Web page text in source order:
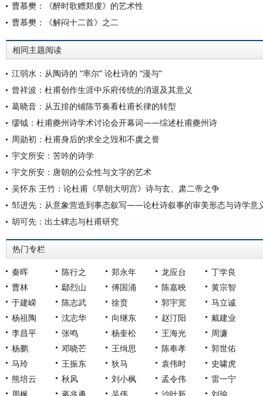
曹慕樊：《醉时歌赠郑虔》的艺术性
曹慕樊：《解闷十二首》之二
相同主题阅读
江弱水：从陶诗的 “率尔” 论杜诗的 “漫与”
曾祥波：杜甫创作生涯中乐府传统的消退及其意义
葛晓音：从五排的铺陈节奏看杜甫长律的转型
缪钺：杜甫夔州诗学术讨论会开幕词——综述杜甫夔州诗
周勋初：杜甫身后的求全之毁和不虞之誉
宇文所安：苦吟的诗学
宇文所安：唐朝的公众性与文字的艺术
吴怀东 王竹：论杜甫《早朝大明宫》诗与玄、肃二帝之争
邹进先：从意象营造到事态叙写——论杜诗叙事的审美形态与诗学意
胡可先：出土碑志与杜甫研究
热门专栏
秦晖 陈行之 郑永年 龙应台
丁学良
曹林
鄢烈山 傅国涌 陈嘉映
黄宗智
于建嵘
陈志武 徐贲 郭宇宽
马立诚
杨祖陶
沈志华 向继东 赵汀阳
戴建业
李昌平
张鸣 杨奎松 王海光
周濂
杨鹏
邓晓芒 王缉思 陈奉孝
郭世佑
马玲
王振东 狄马 袁伟时
史啸虎
熊培云
秋风 刘小枫 孟令伟
雷一宁